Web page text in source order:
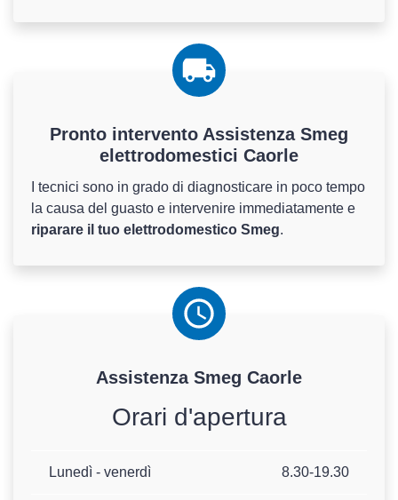
Pronto intervento Assistenza Smeg
elettrodomestici Caorle
I tecnici sono in grado di diagnosticare in poco tempo
la causa del guasto e intervenire immediatamente e
riparare il tuo elettrodomestico Smeg.
Assistenza Smeg Caorle
Orari d'apertura
Lunedì - venerdì 8.30-19.30